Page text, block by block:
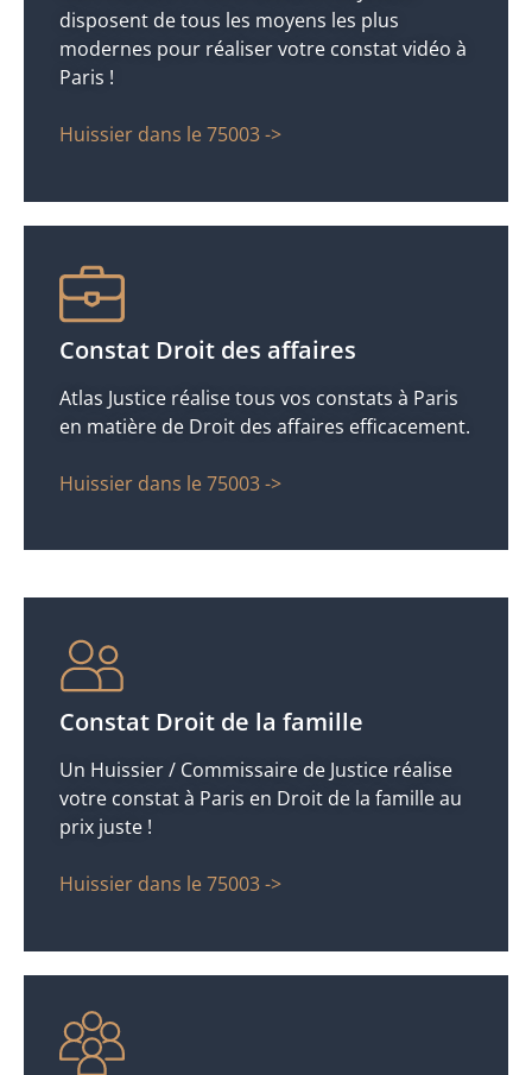
disposent de tous les moyens les plus
modernes pour réaliser votre constat vidéo à
Paris !
Huissier dans le 75003 ->
Constat Droit des affaires
Atlas Justice réalise tous vos constats à Paris
en matière de Droit des affaires efficacement.
Huissier dans le 75003 ->
Constat Droit de la famille
Un Huissier / Commissaire de Justice réalise
votre constat à Paris en Droit de la famille au
prix juste !
Huissier dans le 75003 ->